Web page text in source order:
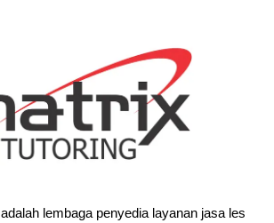
adalah lembaga penyedia layanan jasa les